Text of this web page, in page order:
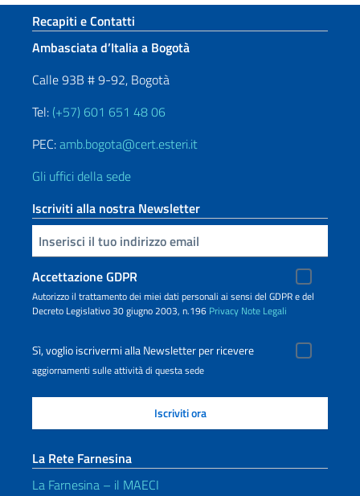
Sezione footer
Recapiti e Contatti
Ambasciata d’Italia a Bogotà
Calle 93B # 9-92, Bogotà
Tel: (+57) 601 651 48 06
PEC:amb.bogota@cert.esteri.it
Gli uffici della sede
Iscriviti alla nostra Newsletter
Inserisci la tua email
Accettazione GDPR
Autorizzo il trattamento dei miei dati personali ai sensi del GDPR e del
Decreto Legislativo 30 giugno 2003, n.196 Privacy Note Legali
Sì, voglio iscrivermi alla Newsletter per ricevere
aggiornamenti sulle attività di questa sede
La Rete Farnesina
La Farnesina – il MAECI